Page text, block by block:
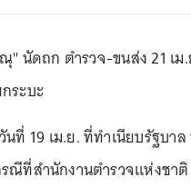
" นัดถก ตำรวจ-ขนส่ง 21 เ
ระบะ
นที่ 19 เม.ย. ที่ทำเนียบรัฐบ
ณีที่สำนักงานตำรวจแห่งชา